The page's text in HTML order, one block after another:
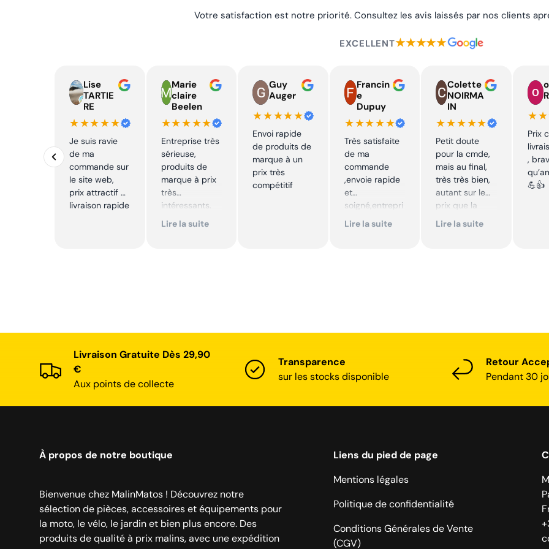
Votre satisfaction est notre priorité. Consultez les avis laissés par nos clients
EXCELLENT★★★★★
Lise
TARTIE
RE
★★★★★
Je suis ravie
de ma
commande sur
le site web,
prix attractif et
livraison rapide
Marie
claire
Beelen
★★★★★
Entreprise très
sérieuse,
produits de
marque à prix
très
intéressants.
Excellent suivi !
Lire la suite
Guy
Auger
★★★★★
Envoi rapide
de produits de
marque à un
prix très
compétitif
Francin
e
Dupuy
★★★★★
Très satisfaite
de ma
commande
,envoie rapide
et
soigné,entrepri
se sérieuse
Lire la suite
Colette
NOIRMA
IN
★★★★★
Petit doute
pour la cmde,
mais au final,
très très bien,
autant sur le
prix que la
qualité sur le
Lire la suite
Prix
,
💪👍
Livraison Gratuite Dès 29,90
€
Aux points de collecte
Transparence
sur les stocks disponible
Retour
Pendant 30
À propos de notre boutique
Bienvenue chez MalinMatos ! Découvrez notre
sélection de pièces, accessoires et équipements pour
la moto, le vélo, le jardin et bien plus encore. Des
produits de qualité à prix malins, avec une expédition
Liens du pied de page
Mentions légales
Politique de confidentialité
Conditions Générales de Vente
(CGV)